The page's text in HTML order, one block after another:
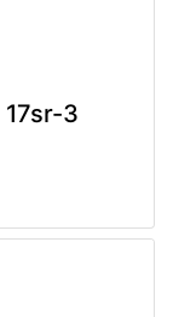
17sr-3